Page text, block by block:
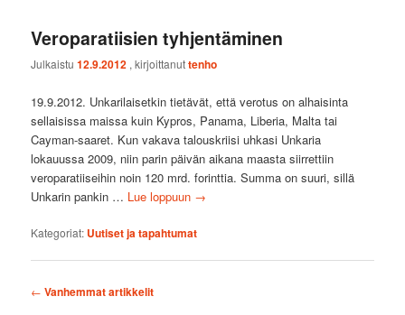
Veroparatiisien tyhjentäminen
Julkaistu12.9.2012 , kirjoittanuttenho
19.9.2012. Unkarilaisetkin tietävät, että verotus on alhaisinta
sellaisissa maissa kuin Kypros, Panama, Liberia, Malta tai
Cayman-saaret. Kun vakava talouskriisi uhkasi Unkaria
lokauussa 2009, niin parin päivän aikana maasta siirrettiin
veroparatiiseihin noin 120 mrd. forinttia. Summa on suuri, sillä
Unkarin pankin … Lue loppuun →
Kategoriat: Uutiset ja tapahtumat
Artikkelien
← Vanhemmat artikkelit